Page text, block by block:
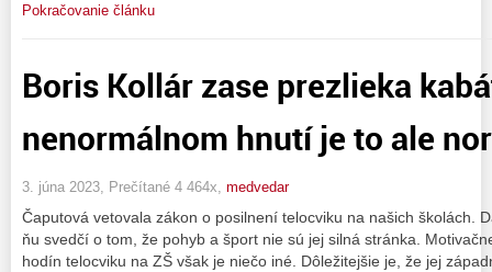
Pokračovanie článku
Boris Kollár zase prezlieka
nenormálnom hnutí je to ale
3. júna 2023, Prečítané 4 464x, medvedar
Čaputová vetovala zákon o posilnení telocviku na našich školách.
ňu svedčí o tom, že pohyb a šport nie sú jej silná stránka.
hodín telocviku na ZŠ však je niečo iné. Dôležitejšie je, že jej